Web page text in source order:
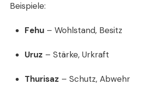
Beispiele:
Fehu – Wohlstand, Besitz
Uruz – Stärke, Urkraft
Thurisaz – Schutz, Abwehr